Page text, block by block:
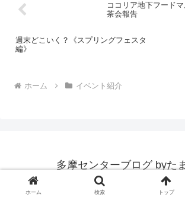
ココリア地下フード
茶会報告
週末どこいく？《スプリングフェスタ
編》
ホーム イベント紹介
多摩センターブログ byた
© 2015 多摩センターブログ byた
ホーム 検索 トップ